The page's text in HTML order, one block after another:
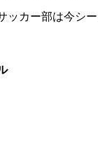
ッカー部は今シ